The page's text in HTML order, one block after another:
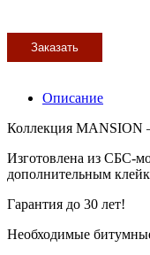
Заказать
Описание
Коллекция MANSION
Изготовлена из СБС-
дополнительным
Гарантия до 30 лет!
Необходимые